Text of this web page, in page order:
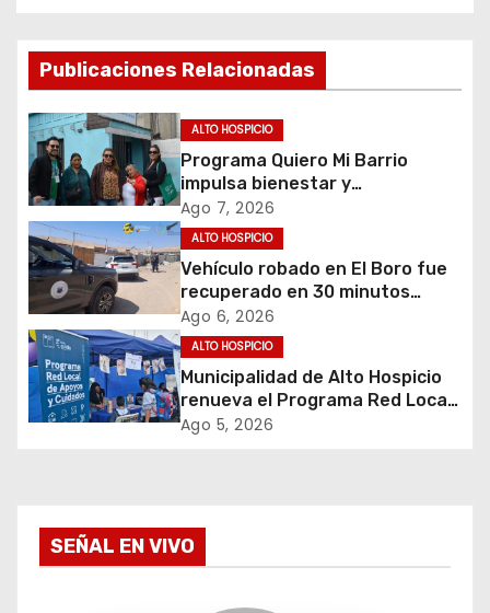
g
a
c
i
ó
n
d
e
e
r
Publicaciones Relacionadas
ALTO HOSPICIO
Programa Quiero Mi Barrio
impulsa bienestar y
envejecimiento activo en
adultos mayores de Alto
Hospicio
Ago 7, 2026
ALTO HOSPICIO
Vehículo robado en El Boro fue
recuperado en 30 minutos
gracias a operativo coordinado
Ago 6, 2026
ALTO HOSPICIO
Municipalidad de Alto Hospicio
renueva el Programa Red Local
de Apoyos y Cuidados
Ago 5, 2026
SEÑAL EN VIVO